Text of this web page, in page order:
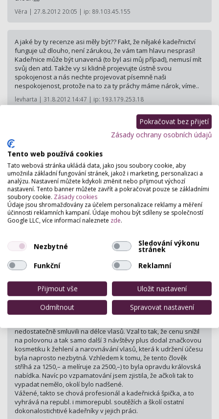
Věra | 27.8.2012 20:05 | ip: 89.103.45.155
A jaké by ty recenze asi měly být?? Fakt, že nějaké kadeřnictví
funguje už dlouho, není zárukou, že vám tam hlavu nesprasí!
Kadeřnice může být unavená (to byl asi můj případ), nemusí mít
svůj den atd. Takže vy si klidně projevujte ústně svou
spokojenost a nás nechte projevovat písemně naši
nespokojenost, protože na to za ty práchy máme nárok, víme..
levharta | 31.8.2012 14:47 | ip: 193.179.253.18
Nedoporučuji kadeřnictví Daperhair Ostrava.Kvalitní péče od
p.Davidíka,ke kterému jsem chodila velmi dlouho.Ale jeho
prádlo.Resp.jeho tmavovlasá kadeřnice,která mezi zákaznicemi
roznáší nepěkné pomluvy.Opravdu škoda, že p.Davidík si nechá
kazit své studio.Karolína .
Karolína | 7.10.2012 14:02 | ip: 90.179.65.113
Jezerka : Milá paní Jezerko myslím že jste člověk který umí jenom
kritizovat a hatit práci druhých lidí:) Já mám moc dobré
Majkííí | 5.11.2012 12:52 | ip: 90.176.81.50
buďto je zákazník náročnější anebo se spokojí s čímkoli novým,
že ano). Důležité v tomto případě je ono „vypoklonkování
zákazníka“. To je ostuda až hanba a k neuvěření! Salon, co se
zajímá o své dobré jméno by měl nápravu provést vždy. Také
nedostatečně smluvili na délce vlasů. Vzal to tak, že cenu snížil
na polovonu a tak samo další 3 návštěvy plus dodal značkovou
kosmetiku k žehlení a narovnávání vlasů, která k udržení účesu
byla naprosto nezbytná. Vzhledem k tomu, že tento člověk
stříhá za 1250,– a melíruje za 2500,–) to byla opravdu královská
nabídka. Navíc po vzpamatování jsem zjistila, že ačkoli tak to
vypadat nemělo, okolí bylo nadšené.
Vážené, takto se chová profesionál a kadeřnická špička, a to
vyhrává na republ. i mimorepubl. soutěžích a školí ostatní
dokonalostichtivé kadeřníky v jejich práci.
Pokračovat bez přijetí
Zásady ochrany osobních údajů
Tento web používá cookies
Tato webová stránka ukládá data, jako jsou soubory cookie, aby
umožnila základní fungování stránek, jakož i marketing, personalizaci a
analýzu. Nastavení můžete kdykoli změnit nebo přijmout výchozí
nastavení. Tento banner můžete zavřít a pokračovat pouze se základními
soubory cookie. Zásady cookies
Údaje jsou shromažďovány za účelem personalizace reklamy a měření
účinnosti reklamních kampaní. Údaje mohou být sdíleny se společností
Google LLC, více informací naleznete zde.
Nezbytné Sledování výkonu
stránek
Funkční
Reklamní
Přijmout vše
Uložit nastavení
Odmítnout
Spravovat nastavení